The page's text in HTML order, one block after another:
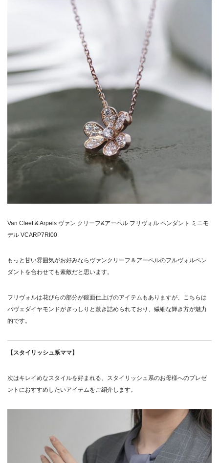
Van Cleef & Arpels ヴァン クリーフ&アーペル フリヴォル ペンダント ミニモ
デル VCARP7RI00
もっと甘い雰囲気がお好みならヴァンクリーフ＆アーペルのフルヴォルペン
ダントを合わせても素敵だと思います。
フリヴォルは花びらの部分が鏡面仕上げのアイテムもありますが、こちらは
パヴェダイヤモンドがぎっしりと敷き詰められており、繊細な輝き方が魅力
的です。
【スタイリッシュ系ママ】
次はキレイめなスタイルを好まれる、スタイリッシュ系のお母様へのプレゼ
ントにおすすめしたいアイテムをご紹介します。